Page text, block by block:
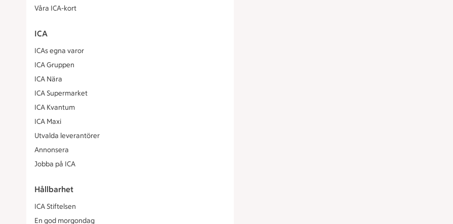
Våra ICA-kort
ICA
ICAs egna varor
ICA Gruppen
ICA Nära
ICA Supermarket
ICA Kvantum
ICA Maxi
Utvalda leverantörer
Annonsera
Jobba på ICA
Hållbarhet
ICA Stiftelsen
En god morgondag